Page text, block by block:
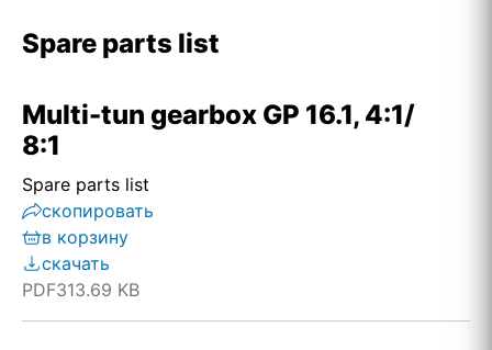
Spare parts list
Multi-tun gearbox GP 16.1, 4:1/
8:1
Spare parts list
скопировать
в корзину
скачать
PDF313.69 KB